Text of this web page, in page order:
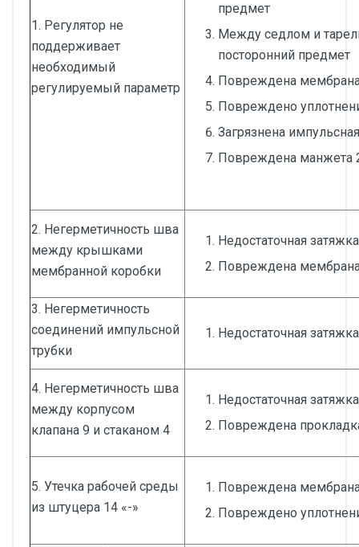
1. Регулятор не
поддерживает
необходимый
регулируемый параметр
предмет
Между седлом и
посторонний предмет
Повреждена
Повреждено
Загрязнена
Повреждена манжета
2. Негерметичность шва
между крышками
мембранной коробки
Недостаточная
Повреждена
3. Негерметичность
соединений импульсной
трубки
Недостаточная
4. Негерметичность шва
между корпусом
клапана 9 и стаканом 4
Недостаточная
Повреждена
5. Утечка рабочей среды
из штуцера 14 «-»
Повреждена
Повреждено